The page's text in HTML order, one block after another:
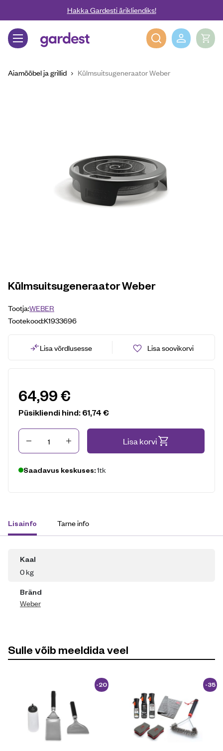
Liigu edasi põhisisu juurdeHakka Gardesti ärikliendiks!
Gardest
Aiamööbel ja grillid Külmsuitsugeneraator Weber
Külmsuitsugeneraator Weber
Tootja:WEBER
Tootekood:K1933696
Lisa võrdlusesse Lisa soovikorvi
64,99€
Püsikliendi hind:61,74€
Kogus Lisa korvi
Saadavus keskuses:1tk
Lisainfo Tarne info
Kaal
0 kg
Bränd
Weber
Sulle võib meeldida veel
-20
%
-35
%